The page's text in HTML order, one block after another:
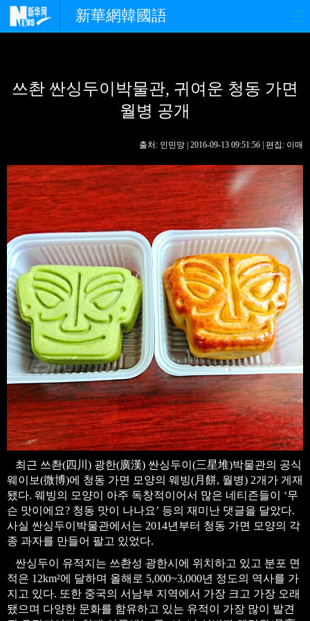
新華網韓國語
경제 사회 포토
핫 TV
생생 중국어
쓰촨 싼싱두이박물관, 귀여운 청동 가면
월병 공개
출처: 인민망 | 2016-09-13 09:51:56 | 편집: 이매
최근 쓰촨(四川) 광한(廣漢) 싼싱두이(三星堆)박물관의 공식
웨이보(微博)에 청동 가면 모양의 웨빙(月餅, 월병) 2개가 게재
됐다. 웨빙의 모양이 아주 독창적이어서 많은 네티즌들이 ‘무
슨 맛이에요? 청동 맛이 나나요’ 등의 재미난 댓글을 달았다.
사실 싼싱두이박물관에서는 2014년부터 청동 가면 모양의 각
종 과자를 만들어 팔고 있었다.
싼싱두이 유적지는 쓰촨성 광한시에 위치하고 있고 분포 면
적은 12km²에 달하며 올해로 5,000~3,000년 정도의 역사를 가
지고 있다. 또한 중국의 서남부 지역에서 가장 크고 가장 오래
됐으며 다양한 문화를 함유하고 있는 유적이 가장 많이 발견